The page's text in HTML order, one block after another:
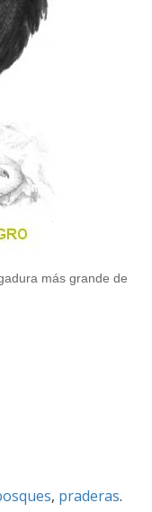
más grande de
, praderas.